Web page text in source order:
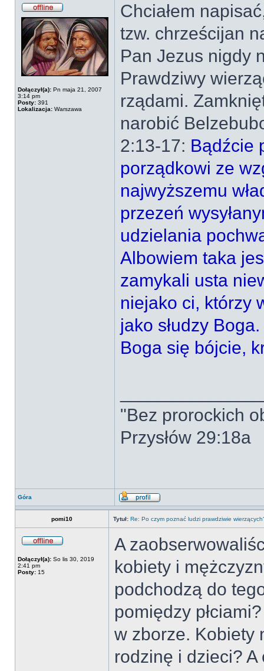
Dołączył(a): Pn maja 21, 2007
3:14 pm
Posty: 391
Lokalizacja: Warszawa
Chciałem
tzw. chrześcijan
Pan Jezus nigdy
Prawdziwy
rządami.
narobić
2:13-17: Bądźcie
porządkowi ze
najwyższemu
przezeń
udzielania
Albowiem taka
zamykali usta
niejako ci, którzy
jako słudzy
Boga się bójcie,
"Bez prorockich
Przysłów 29:18a
Góra
pomi10 Tytuł: Re: Po czym poznać ludzi prawdziwie
Dołączył(a): So lis 30, 2019
2:41 pm
Posty: 15
A
kobiety i
podchodzą do
pomiędzy
w zborze. Kobiety
rodzinę i dzieci?